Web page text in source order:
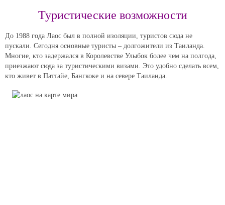
Туристические возможности
До 1988 года Лаос был в полной изоляции, туристов сюда не
пускали. Сегодня основные туристы – долгожители из Таиланда.
Многие, кто задержался в Королевстве Улыбок более чем на полгода,
приезжают сюда за туристическими визами. Это удобно сделать всем,
кто живет в Паттайе, Бангкоке и на севере Таиланда.